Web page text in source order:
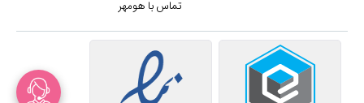
ناموجود